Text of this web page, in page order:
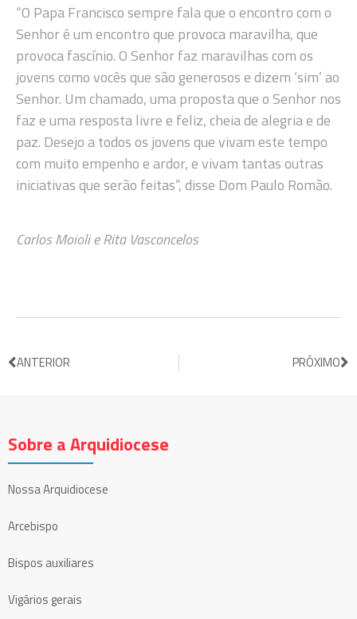
“O Papa Francisco sempre fala que o encontro com o
Senhor é um encontro que provoca maravilha, que
provoca fascínio. O Senhor faz maravilhas com os
jovens como vocês que são generosos e dizem ‘sim’ ao
Senhor. Um chamado, uma proposta que o Senhor nos
faz e uma resposta livre e feliz, cheia de alegria e de
paz. Desejo a todos os jovens que vivam este tempo
com muito empenho e ardor, e vivam tantas outras
iniciativas que serão feitas”, disse Dom Paulo Romão.
Carlos Moioli e Rita Vasconcelos
ANTERIOR PRÓXIMO
Sobre a Arquidiocese
Nossa Arquidiocese
Arcebispo
Bispos auxiliares
Vigários gerais